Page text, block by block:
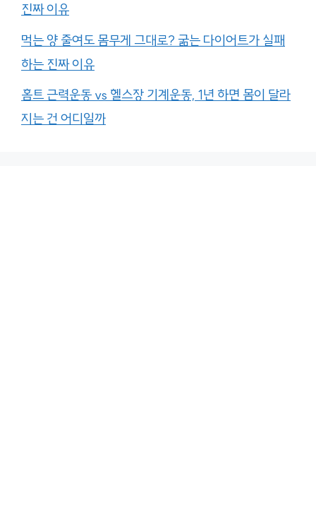
진짜 이유
먹는 양 줄여도 몸무게 그대로? 굶는 다이어트가 실패
하는 진짜 이유
홈트 근력운동 vs 헬스장 기계운동, 1년 하면 몸이 달라
지는 건 어디일까